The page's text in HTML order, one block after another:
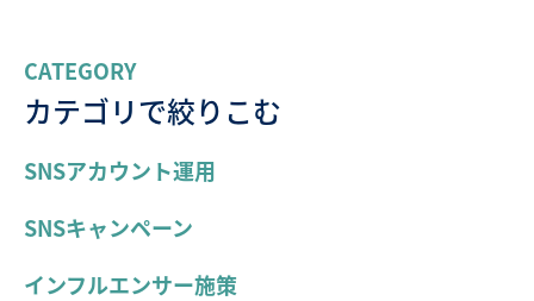
CATEGORY
カテゴリで絞りこむ
SNSアカウント運用
SNSキャンペーン
インフルエンサー施策